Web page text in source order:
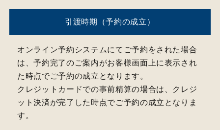
引渡時期（予約の成立）
オンライン予約システムにてご予約をされた場合
は、予約完了のご案内がお客様画面上に表示され
た時点でご予約の成立となります。
クレジットカードでの事前精算の場合は、クレジ
ット決済が完了した時点でご予約の成立となりま
す。